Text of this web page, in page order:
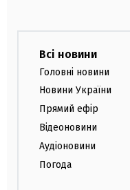
Всі новини
Головні новини
Новини України
Прямий ефір
Відеоновини
Аудіоновини
Погода